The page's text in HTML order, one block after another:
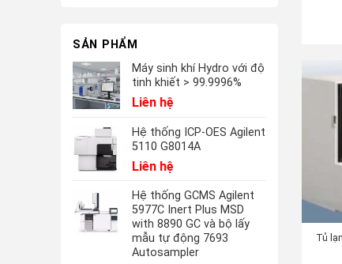
SẢN PHẨM
Máy sinh khí Hydro với độ
tinh khiết > 99.9996%
Liên hệ
Hệ thống ICP-OES Agilent
5110 G8014A
Liên hệ
Hệ thống GCMS Agilent
5977C Inert Plus MSD
with 8890 GC và bộ lấy
mẫu tự động 7693
Autosampler
Tủ